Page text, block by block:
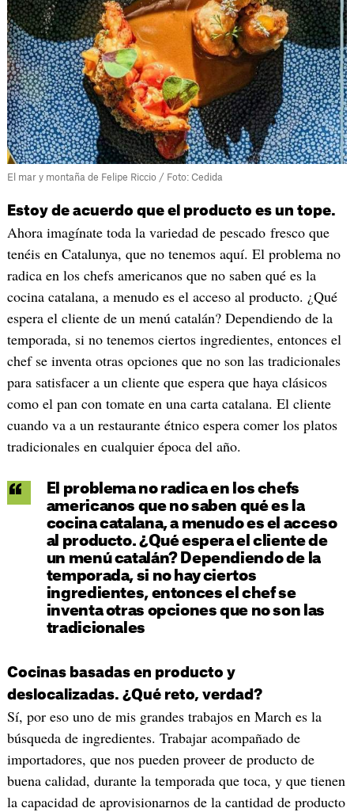
El mar y montaña de Felipe Riccio / Foto: Cedida
Estoy de acuerdo que el producto es un tope.
Ahora imagínate toda la variedad de pescado fresco que
tenéis en Catalunya, que no tenemos aquí. El problema no
radica en los chefs americanos que no saben qué es la
cocina catalana, a menudo es el acceso al producto. ¿Qué
espera el cliente de un menú catalán? Dependiendo de la
temporada, si no tenemos ciertos ingredientes, entonces el
chef se inventa otras opciones que no son las tradicionales
para satisfacer a un cliente que espera que haya clásicos
como el pan con tomate en una carta catalana. El cliente
cuando va a un restaurante étnico espera comer los platos
tradicionales en cualquier época del año.
El problema no radica en los chefs
americanos que no saben qué es la
cocina catalana, a menudo es el acceso
al producto. ¿Qué espera el cliente de
un menú catalán? Dependiendo de la
temporada, si no hay ciertos
ingredientes, entonces el chef se
inventa otras opciones que no son las
tradicionales
Cocinas basadas en producto y
deslocalizadas. ¿Qué reto, verdad?
Sí, por eso uno de mis grandes trabajos en March es la
búsqueda de ingredientes. Trabajar acompañado de
importadores, que nos pueden proveer de producto de
buena calidad, durante la temporada que toca, y que tienen
la capacidad de aprovisionarnos de la cantidad de producto